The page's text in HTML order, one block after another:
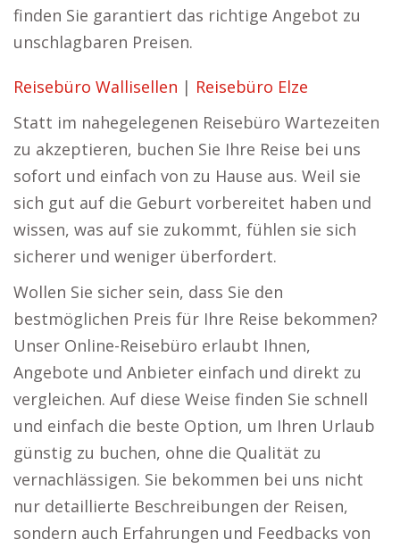
finden Sie garantiert das richtige Angebot zu
unschlagbaren Preisen.
Reisebüro Wallisellen | Reisebüro Elze
Statt im nahegelegenen Reisebüro Wartezeiten
zu akzeptieren, buchen Sie Ihre Reise bei uns
sofort und einfach von zu Hause aus. Weil sie
sich gut auf die Geburt vorbereitet haben und
wissen, was auf sie zukommt, fühlen sie sich
sicherer und weniger überfordert.
Wollen Sie sicher sein, dass Sie den
bestmöglichen Preis für Ihre Reise bekommen?
Unser Online-Reisebüro erlaubt Ihnen,
Angebote und Anbieter einfach und direkt zu
vergleichen. Auf diese Weise finden Sie schnell
und einfach die beste Option, um Ihren Urlaub
günstig zu buchen, ohne die Qualität zu
vernachlässigen. Sie bekommen bei uns nicht
nur detaillierte Beschreibungen der Reisen,
sondern auch Erfahrungen und Feedbacks von